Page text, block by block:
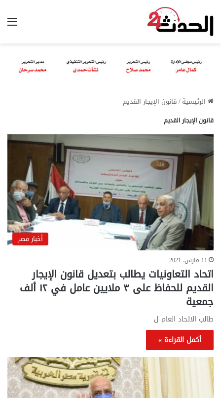
الرئيسية/قانون الإيجار القديم
قانون الإيجار القديم
أخبار مصر
11 مارس، 2021
اتحاد التعاونيات يطالب بتعديل قانون الإيجار
القديم للحفاظ على ٣ ملايين عامل في ١٢ ألف
جمعية
طالب الاتحاد العام ل
أكمل القراءة »